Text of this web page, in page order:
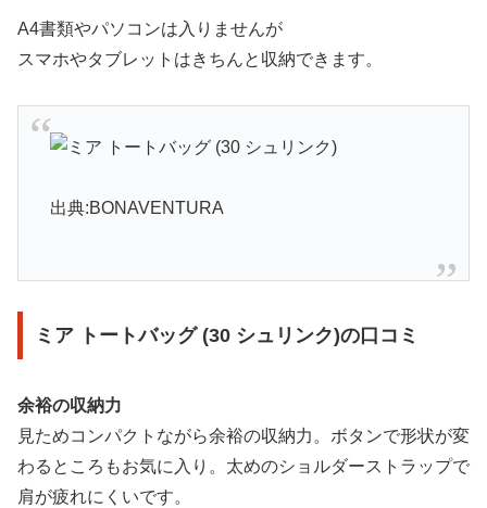
A4書類やパソコンは入りませんが
スマホやタブレットはきちんと収納できます。
出典:BONAVENTURA
ミア トートバッグ (30 シュリンク)の口コミ
余裕の収納力
見ためコンパクトながら余裕の収納力。ボタンで形状が変
わるところもお気に入り。太めのショルダーストラップで
肩が疲れにくいです。